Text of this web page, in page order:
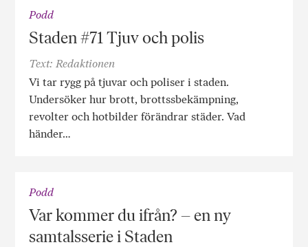
Podd
Staden #71 Tjuv och polis
Text: Redaktionen
Vi tar rygg på tjuvar och poliser i staden.
Undersöker hur brott, brottssbekämpning,
revolter och hotbilder förändrar städer. Vad
händer…
Podd
Var kommer du ifrån? – en ny
samtalsserie i Staden